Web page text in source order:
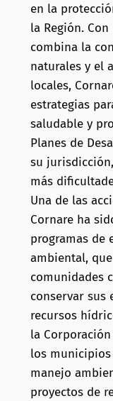
en la
la Región.
combina la
naturales y el
locales,
estrategias
saludable y
Planes de
su
más
Una de las
Cornare ha
programas de
ambiental,
comunidades
conservar sus
recursos
la
los
manejo
proyectos de